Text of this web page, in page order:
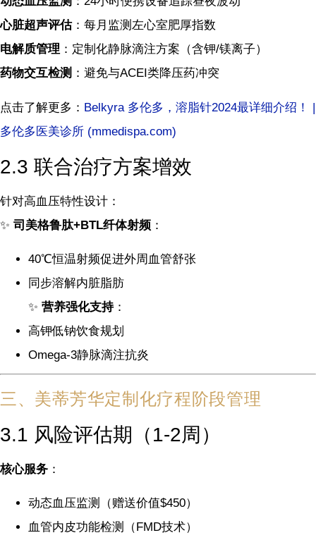
心脏超声评估：每月监测左心室肥厚指数
电解质管理 ：定制化静脉滴注方案（含钾/镁离子）
药物交互检测 ：避免与ACEI类降压药冲突
点击了解更多： Belkyra 多伦多，溶脂针2024最详细介绍！ |
多伦多医美诊所 (mmedispa.com)
2.3 联合治疗方案增效
针对高血压特性设计：
✨ 司美格鲁肽+BTL纤体射频 ：
40℃恒温射频促进外周血管舒张
同步溶解内脏脂肪
✨ 营养强化支持：
高钾低钠饮食规划
Omega-3静脉滴注抗炎
三、美蒂芳华定制化疗程阶段管理
3.1 风险评估期（1-2周）
核心服务 ：
动态血压监测（赠送价值$450）
血管内皮功能检测（FMD技术）